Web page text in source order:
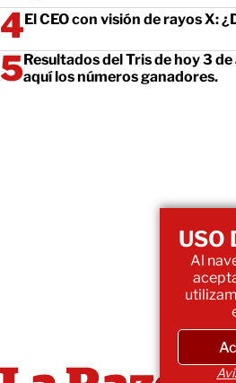
El CEO con visión de rayos X:
Resultados del Tris de hoy 3
aquí los números ganadores.
USO
Al